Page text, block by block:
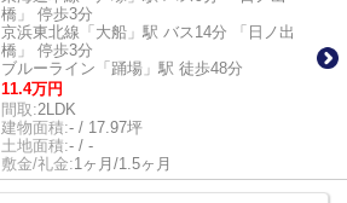
橋」 停歩3分
京浜東北線「大船」駅 バス14分 「日ノ出
橋」 停歩3分
ブルーライン「踊場」駅 徒歩48分
11.4万円
間取:2LDK
建物面積:- / 17.97坪
土地面積:- / -
敷金/礼金:1ヶ月/1.5ヶ月